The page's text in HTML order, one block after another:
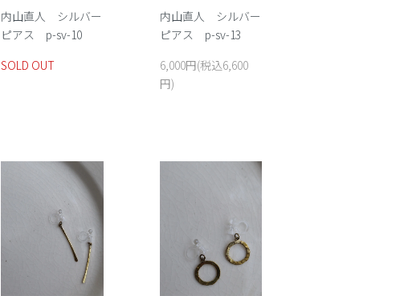
内山直人 シルバー
ピアス p-sv-10
SOLD OUT
内山直人 シルバー
ピアス p-sv-13
6,000円(税込6,600
円)